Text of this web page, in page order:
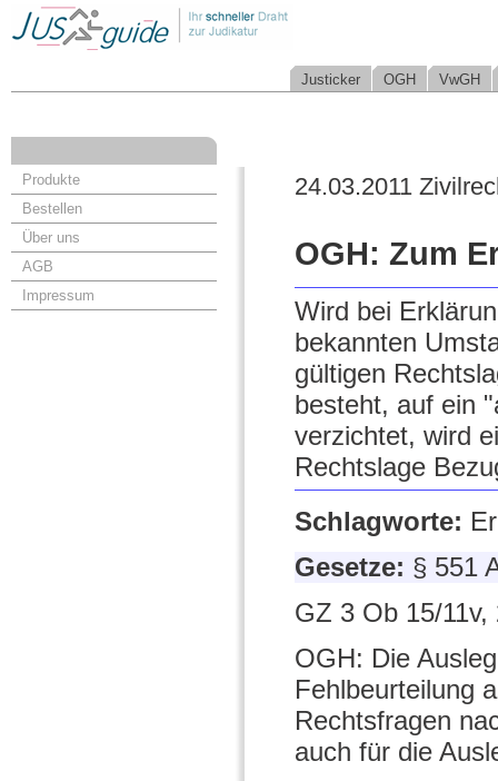
Justicker OGH VwGH
Produkte
Bestellen
Über uns
AGB
Impressum
24.03.2011
OGH: Zum
Wird bei
bekannten
gültigen
besteht, auf ein
verzichtet, wird
Rechtslage
Schlagworte:
Gesetze: § 551
GZ 3 Ob 15/11v,
OGH: Die
Fehlbeurteilung
Rechtsfragen
auch für die